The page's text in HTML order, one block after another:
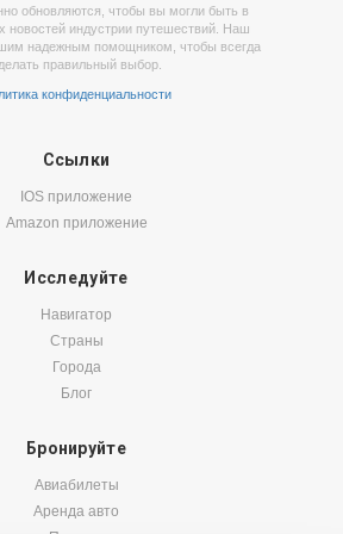
обновляются, чтобы вы могли быть в
новостей индустрии путешествий. Наш
надежным помощником, чтобы всегда
правильный выбор.
конфиденциальности
Ссылки
IOS приложение
Amazon приложение
Исследуйте
Навигатор
Страны
Города
Блог
Бронируйте
Авиабилеты
Аренда авто